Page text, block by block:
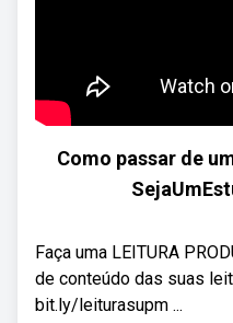
Como passar de
Faça uma LEITURA
de conteúdo das suas
bit.ly/leiturasupm ...